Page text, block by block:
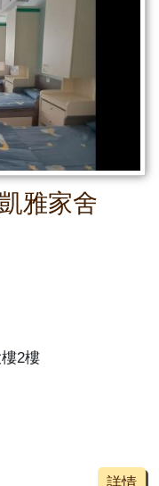
雅家舍
2樓